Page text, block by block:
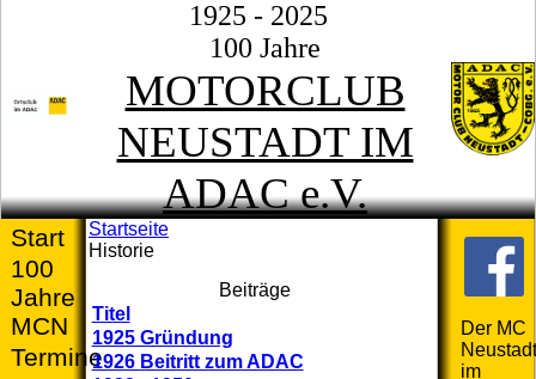
1925 - 2025
100 Jahre
MOTORCLUB
NEUSTADT IM
ADAC e.V.
Start
100
Jahre
MCN
Termine
Startseite
Historie
Beiträge
Titel
1925 Gründung
1926 Beitritt zum ADAC
Der MC
Neustadt
im